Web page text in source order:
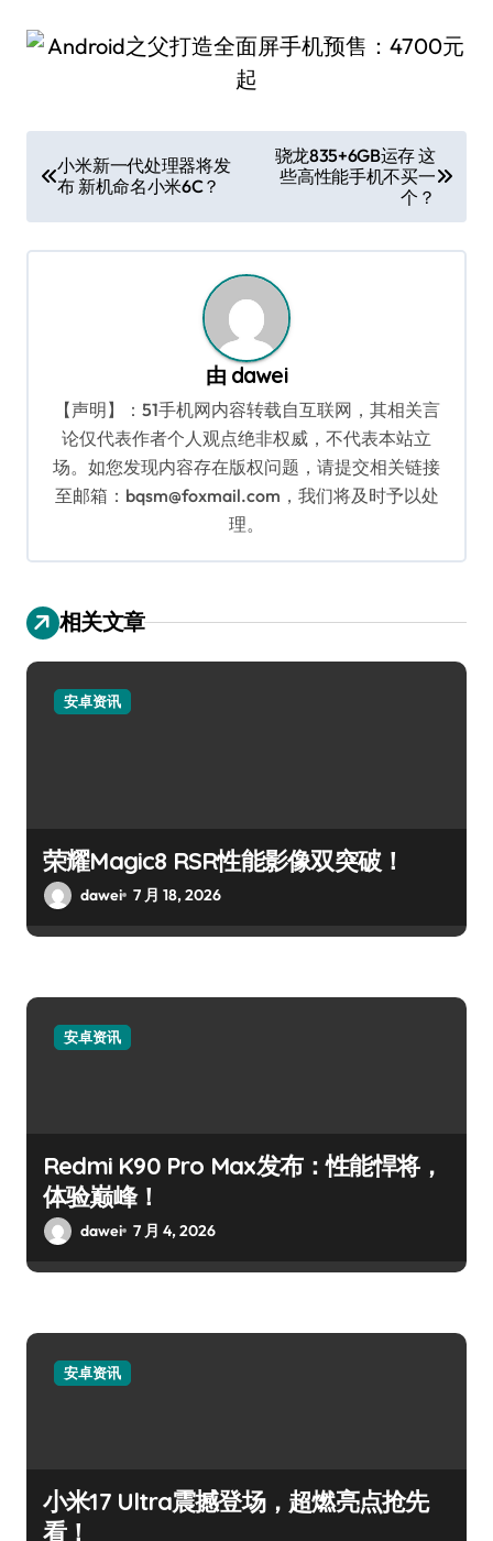
章
导
航
小米新一代处理器将发
布 新机命名小米6C？
骁龙835+6GB运存 这
些高性能手机不买一
个？
由 dawei
【声明】：51手机网内容转载自互联网，其相关言
论仅代表作者个人观点绝非权威，不代表本站立
场。如您发现内容存在版权问题，请提交相关链接
至邮箱：bqsm@foxmail.com，我们将及时予以处
理。
相关文章
安卓资讯
荣耀Magic8 RSR性能影像双突破！
dawei 7 月 18, 2026
安卓资讯
Redmi K90 Pro Max发布：性能悍将，
体验巅峰！
dawei 7 月 4, 2026
安卓资讯
小米17 Ultra震撼登场，超燃亮点抢先
看！